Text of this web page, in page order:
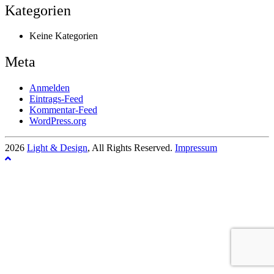
Kategorien
Keine Kategorien
Meta
Anmelden
Eintrags-Feed
Kommentar-Feed
WordPress.org
2026 Light & Design, All Rights Reserved. Impressum